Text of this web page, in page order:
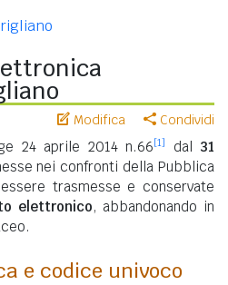
Modifica Condividi
24 aprile 2014 n.66[1] dal 31
nei confronti della Pubblica
trasmesse e conservate
elettronico, abbandonando in
e codice univoco